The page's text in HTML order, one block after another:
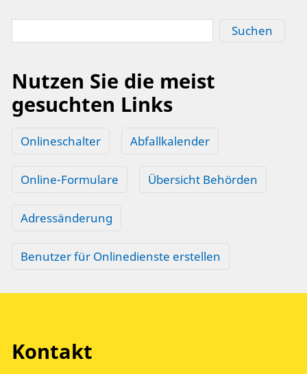
Suchen
Nutzen Sie die meist
gesuchten Links
Onlineschalter Abfallkalender
Online-Formulare Übersicht Behörden
Adressänderung
Benutzer für Onlinedienste erstellen
Kontakt